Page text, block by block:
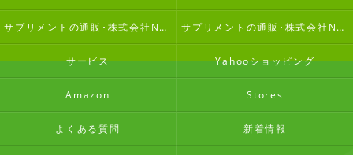
サプリメントの通販･株式会社Nabの評判 サプリメントの通販･株式会社Nabのお客様の声
サービス Yahooショッピング
Amazon Stores
よくある質問 新着情報